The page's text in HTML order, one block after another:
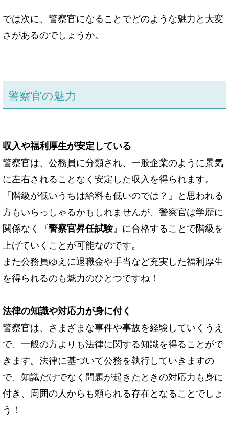
では次に、警察官になることでどのような魅力と大変
さがあるのでしょうか。
警察官の魅力
収入や福利厚生が安定している
警察官は、公務員に分類され、一般企業のように景気
に左右されることなく安定した収入を得られます。
「階級が低いうちは給料も低いのでは？」と思われる
方もいらっしゃるかもしれませんが、警察官は学歴に
関係なく『警察官昇任試験』に合格することで階級を
上げていくことが可能なのです。
また公務員ゆえに退職金や手当など充実した福利厚生
を得られるのも魅力のひとつですね！
法律の知識や対応力が身に付く
警察官は、さまざまな事件や事故を経験していくうえ
で、一般の方よりも法律に関する知識を得ることがで
きます。法律に基づいて公務を執行していきますの
で、知識だけでなく問題が起きたときの対応力も身に
付き、周囲の人からも頼られる存在となることでしょ
う！